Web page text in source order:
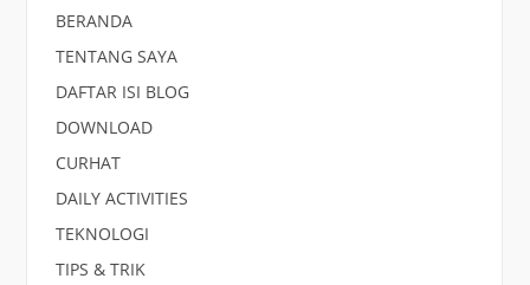
BERANDA
TENTANG SAYA
DAFTAR ISI BLOG
DOWNLOAD
CURHAT
DAILY ACTIVITIES
TEKNOLOGI
TIPS & TRIK